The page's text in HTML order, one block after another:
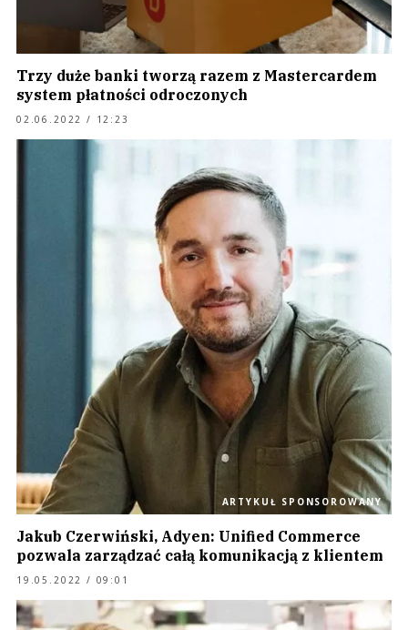
Trzy duże banki tworzą razem z Mastercardem
system płatności odroczonych
02.06.2022 / 12:23
ARTYKUŁ SPONSOROWANY
Jakub Czerwiński, Adyen: Unified Commerce
pozwala zarządzać całą komunikacją z klientem
19.05.2022 / 09:01